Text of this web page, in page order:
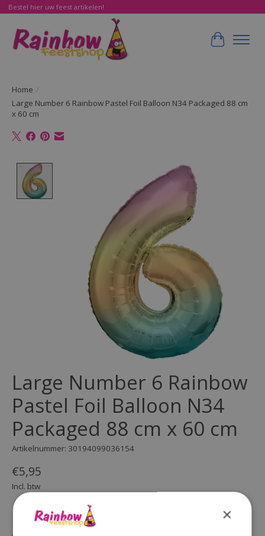
Bestel hier uw feest artikelen!
Home /
Large Number 6 Rainbow Pastel Foil Balloon N34 Packaged 88 cm
x 60 cm
Product image slideshow Items
Large Number 6 Rainbow
Pastel Foil Balloon N34
Packaged 88 cm x 60 cm
Artikelnummer: 30194099036154
€5,95
Incl. btw
De beoordeling van dit product is
(0) ×